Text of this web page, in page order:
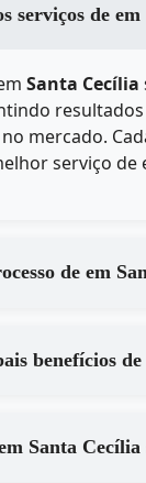
Qual a
Santa Cecília
mercado.
serviço de
Como funciona o
profissionais de em